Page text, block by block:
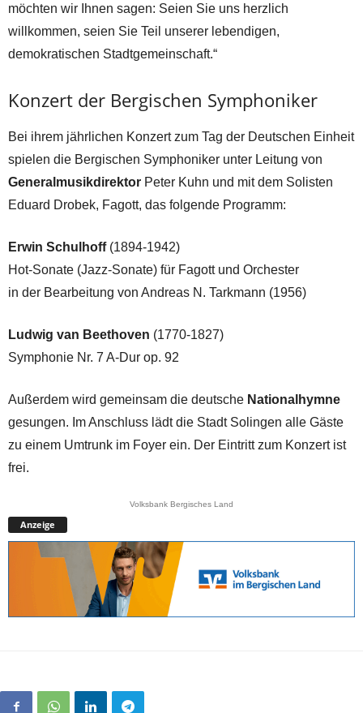
möchten wir Ihnen sagen: Seien Sie uns herzlich
willkommen, seien Sie Teil unserer lebendigen,
demokratischen Stadtgemeinschaft.“
Konzert der Bergischen Symphoniker
Bei ihrem jährlichen Konzert zum Tag der Deutschen Einheit
spielen die Bergischen Symphoniker unter Leitung von
Generalmusikdirektor Peter Kuhn und mit dem Solisten
Eduard Drobek, Fagott, das folgende Programm:
Erwin Schulhoff(1894-1942)
Hot-Sonate (Jazz-Sonate) für Fagott und Orchester
in der Bearbeitung von Andreas N. Tarkmann (1956)
Ludwig van Beethoven (1770-1827)
Symphonie Nr. 7 A-Dur op. 92
Außerdem wird gemeinsam die deutsche Nationalhymne
gesungen. Im Anschluss lädt die Stadt Solingen alle Gäste
zu einem Umtrunk im Foyer ein. Der Eintritt zum Konzert ist
frei.
Volksbank Bergisches Land
Anzeige